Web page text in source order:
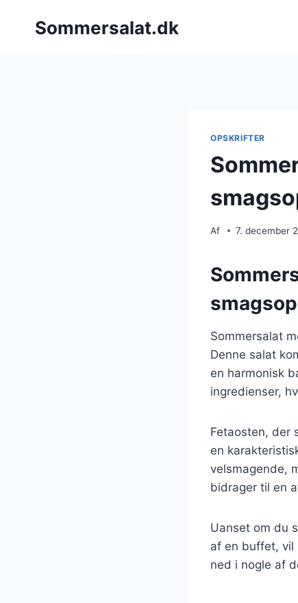
Sommersalat.dk
OPSKRIFTER
Af 7. december
Sommersalat
Denne salat
en harmonisk
ingredienser,
Fetaosten, der
en
velsmagende,
bidrager til en
Uanset om du
af en buffet, vil
ned i nogle af